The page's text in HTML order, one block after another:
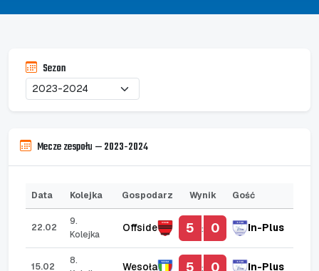
Sezon
Mecze zespołu — 2023-2024
Data Kolejka Gospodarz Wynik Gość
22.02
9.
Kolejka
Offside 5 : 0 In-Plus
15.02
8.
Wesoła 5 : 0 In-Plus